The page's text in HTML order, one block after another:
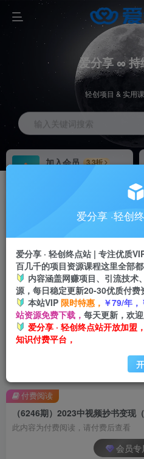
爱分享 ∞ 持
轻创项目 & 实用
输入关键词搜索
加入会员
3.3折
推广返佣高达70%
加入会员享受权益福利
此内容为付费阅读，请付费后查看
会员专
付费阅读
爱分享 ·轻创
爱分享 · 轻创终点站 | 专注优质
百几千的项目资源课程这里全部都
内容涵盖网赚项目、引流技术
源，每日稳定更新20-30优质付费
本站VIP 限时特惠， ￥79/年
站资源免费下载， 每天更新，欢迎
爱分享 · 轻创终点站开放加盟
知识付费平台，